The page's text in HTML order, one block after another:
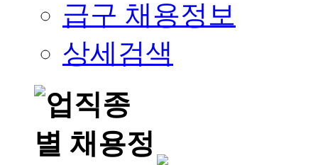
급구 채용정보
상세검색